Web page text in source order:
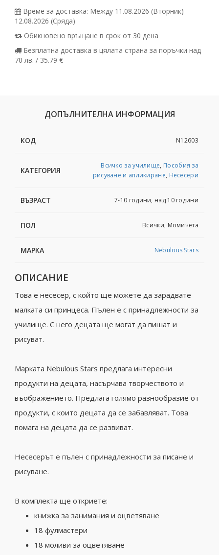
Време за доставка: Между 11.08.2026 (Вторник) -
12.08.2026 (Сряда)
Обикновено връщане в срок от 30 дена
Безплатна доставка в цялата страна за поръчки над
70 лв. / 35.79 €
ДОПЪЛНИТЕЛНА ИНФОРМАЦИЯ
КОД N12603
КАТЕГОРИЯ
Всичко за училище, Пособия за
рисуване и апликиране, Несесери
ВЪЗРАСТ 7-10 години, над 10 години
ПОЛ Всички, Момичета
МАРКА Nebulous Stars
ОПИСАНИЕ
Това е несесер, с който ще можете да зарадвате
малката си принцеса. Пълен е с принадлежности за
училище. С него децата ще могат да пишат и
рисуват.
Марката Nebulous Stars предлага интересни
продукти на децата, насърчава творчеството и
въображението. Предлага голямо разнообразие от
продукти, с които децата да се забавляват. Това
помага на децата да се развиват.
Несесерът е пълен с принадлежности за писане и
рисуване.
В комплекта ще откриете:
книжка за занимания и оцветяване
18 фулмастери
18 моливи за оцветяване